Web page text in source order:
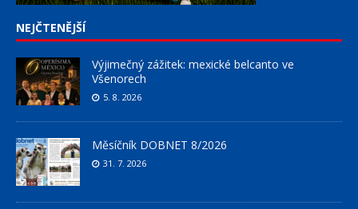
NEJČTENĚJŠÍ
Výjimečný zážitek: mexické belcanto ve
Všenorech
5. 8. 2026
Měsíčník DOBNET 8/2026
31. 7. 2026